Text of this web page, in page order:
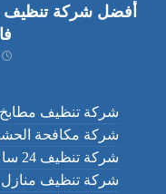
أفضل شركة تنظيف
شركة تنظيف مطابخ
شركة مكافحة
شركة تنظيف 24 ساعة
شركة تنظيف منازل